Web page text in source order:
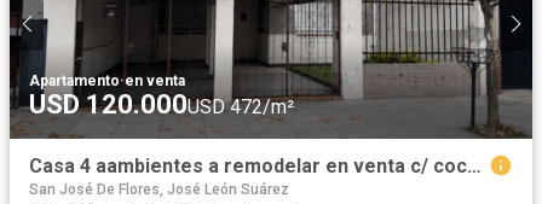
Apartamento·en venta
USD 120.000USD 472/m²
Casa 4 aambientes a remodelar en venta c/ cochera en Villa San Andrés
San José De Flores, José León Suárez